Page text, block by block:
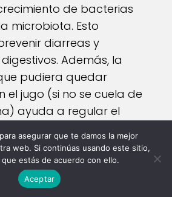
de bacterias
microbiota. Esto
diarreas y
Además, la
pudiera quedar
el jugo (si no se cuela de
ayuda a regular el
sistema inmunológico
de vitamina C en
asegurar que te damos la mejor
web. Si continúas usando este sitio,
que estás de acuerdo con ello.
Aceptar